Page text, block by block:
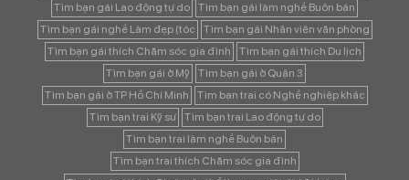
Tìm bạn gái Lao động tự do
Tìm bạn gái làm nghề Buôn bán
Tìm bạn gái nghề Làm đẹp (tóc
Tìm bạn gái Nhân viên văn phòng
Tìm bạn gái thích Chăm sóc gia đình
Tìm bạn gái thích Du lịch
Tìm bạn gái ở Mỹ
Tìm bạn gái ở Quận 3
Tìm bạn gái ở TP Hồ Chí Minh
Tìm bạn trai có Nghề nghiệp khác
Tìm bạn trai Kỹ sư
Tìm bạn trai Lao động tự do
Tìm bạn trai làm nghề Buôn bán
Tìm bạn trai thích Chăm sóc gia đình